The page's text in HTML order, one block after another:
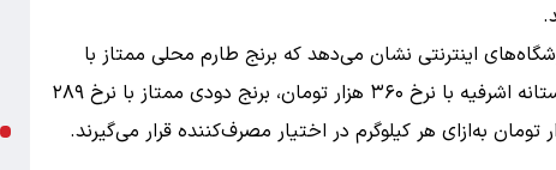
اینترنتی نشان می‌دهد که برنج طارم محلی ممتاز با
قیمت ۲۵۵ هزار تومان، برنج صدری دم سیاه آستانه اشرفیه با نرخ ۳۶۰ هزار تومان، برنج دودی ممتاز با نرخ ۲۸۹